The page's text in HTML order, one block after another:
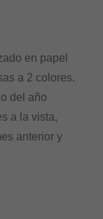
en papel
a 2 colores.
del año
a la vista,
anterior y